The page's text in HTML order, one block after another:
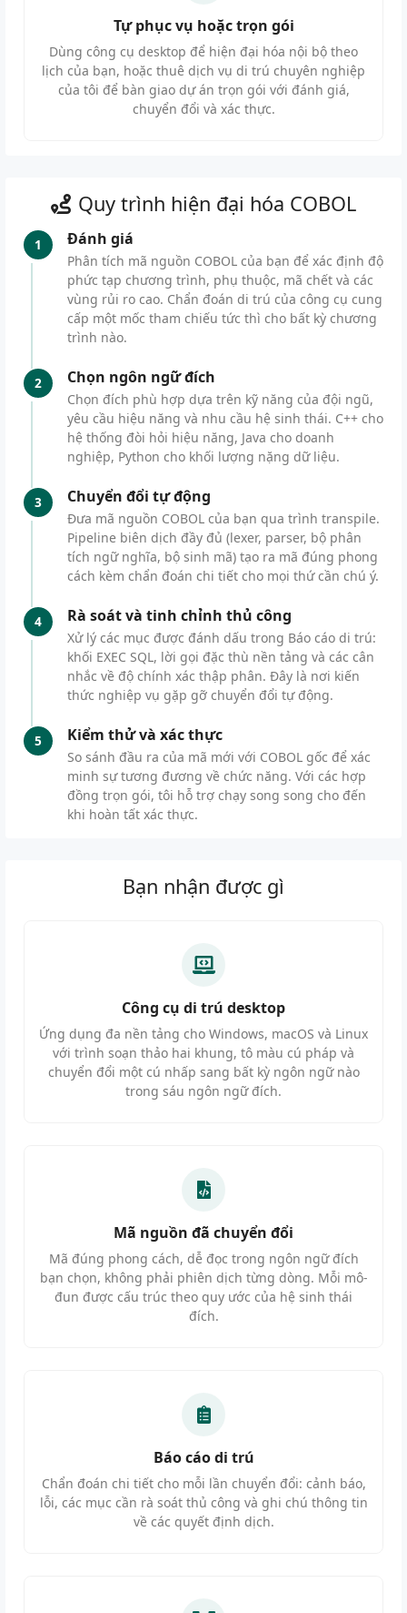
Tự phục vụ hoặc trọn gói
Dùng công cụ desktop để hiện đại hóa nội bộ theo
lịch của bạn, hoặc thuê dịch vụ di trú chuyên nghiệp
của tôi để bàn giao dự án trọn gói với đánh giá,
chuyển đổi và xác thực.
Quy trình hiện đại hóa COBOL
1 Đánh giá
Phân tích mã nguồn COBOL của bạn để xác định độ
phức tạp chương trình, phụ thuộc, mã chết và các
vùng rủi ro cao. Chẩn đoán di trú của công cụ cung
cấp một mốc tham chiếu tức thì cho bất kỳ chương
trình nào.
2 Chọn ngôn ngữ đích
Chọn đích phù hợp dựa trên kỹ năng của đội ngũ,
yêu cầu hiệu năng và nhu cầu hệ sinh thái. C++ cho
hệ thống đòi hỏi hiệu năng, Java cho doanh
nghiệp, Python cho khối lượng nặng dữ liệu.
3 Chuyển đổi tự động
Đưa mã nguồn COBOL của bạn qua trình transpile.
Pipeline biên dịch đầy đủ (lexer, parser, bộ phân
tích ngữ nghĩa, bộ sinh mã) tạo ra mã đúng phong
cách kèm chẩn đoán chi tiết cho mọi thứ cần chú ý.
4 Rà soát và tinh chỉnh thủ công
Xử lý các mục được đánh dấu trong Báo cáo di trú:
khối EXEC SQL, lời gọi đặc thù nền tảng và các cân
nhắc về độ chính xác thập phân. Đây là nơi kiến
thức nghiệp vụ gặp gỡ chuyển đổi tự động.
5 Kiểm thử và xác thực
So sánh đầu ra của mã mới với COBOL gốc để xác
minh sự tương đương về chức năng. Với các hợp
đồng trọn gói, tôi hỗ trợ chạy song song cho đến
khi hoàn tất xác thực.
Bạn nhận được gì
Công cụ di trú desktop
Ứng dụng đa nền tảng cho Windows, macOS và Linux
với trình soạn thảo hai khung, tô màu cú pháp và
chuyển đổi một cú nhấp sang bất kỳ ngôn ngữ nào
trong sáu ngôn ngữ đích.
Mã nguồn đã chuyển đổi
Mã đúng phong cách, dễ đọc trong ngôn ngữ đích
bạn chọn, không phải phiên dịch từng dòng. Mỗi mô-
đun được cấu trúc theo quy ước của hệ sinh thái
đích.
Báo cáo di trú
Chẩn đoán chi tiết cho mỗi lần chuyển đổi: cảnh báo,
lỗi, các mục cần rà soát thủ công và ghi chú thông tin
về các quyết định dịch.